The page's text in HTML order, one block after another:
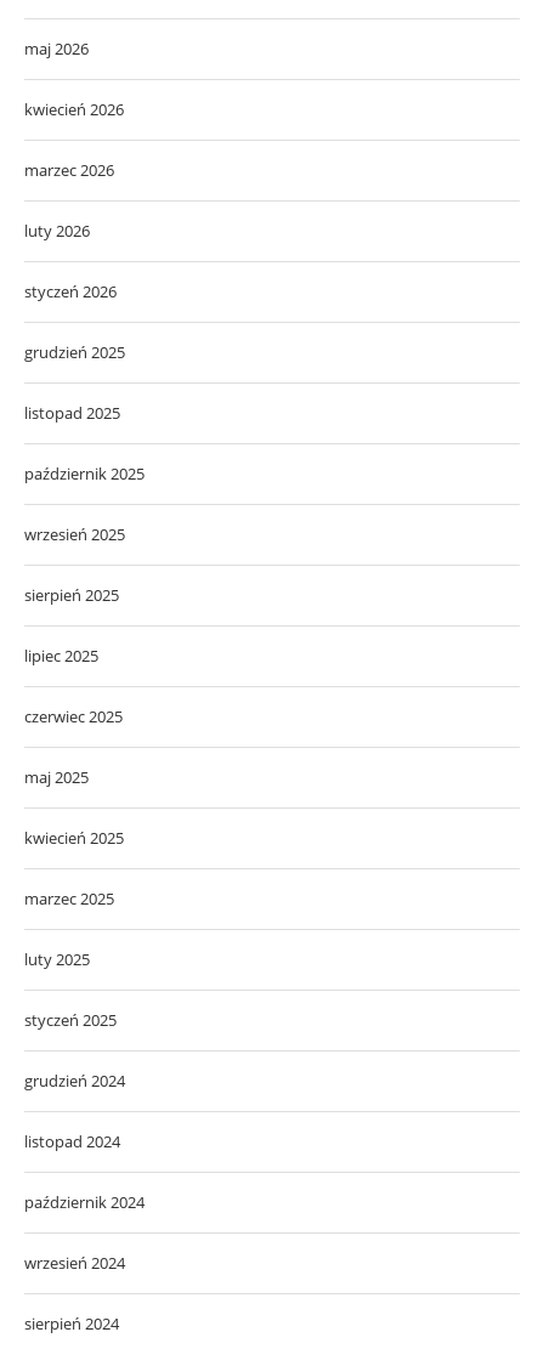
maj 2026
kwiecień 2026
marzec 2026
luty 2026
styczeń 2026
grudzień 2025
listopad 2025
październik 2025
wrzesień 2025
sierpień 2025
lipiec 2025
czerwiec 2025
maj 2025
kwiecień 2025
marzec 2025
luty 2025
styczeń 2025
grudzień 2024
listopad 2024
październik 2024
wrzesień 2024
sierpień 2024